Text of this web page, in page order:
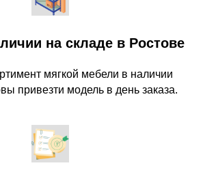
на складе в Ростове
мягкой мебели в наличии
привезти модель в день заказа.